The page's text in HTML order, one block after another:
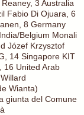
3 Australia
Fabio Di Ojuara, 6
8 Germany
Belgium Monali
Józef Krzysztof
14 Singapore KIT
16 United Arab
Wianta)
giunta del Comune